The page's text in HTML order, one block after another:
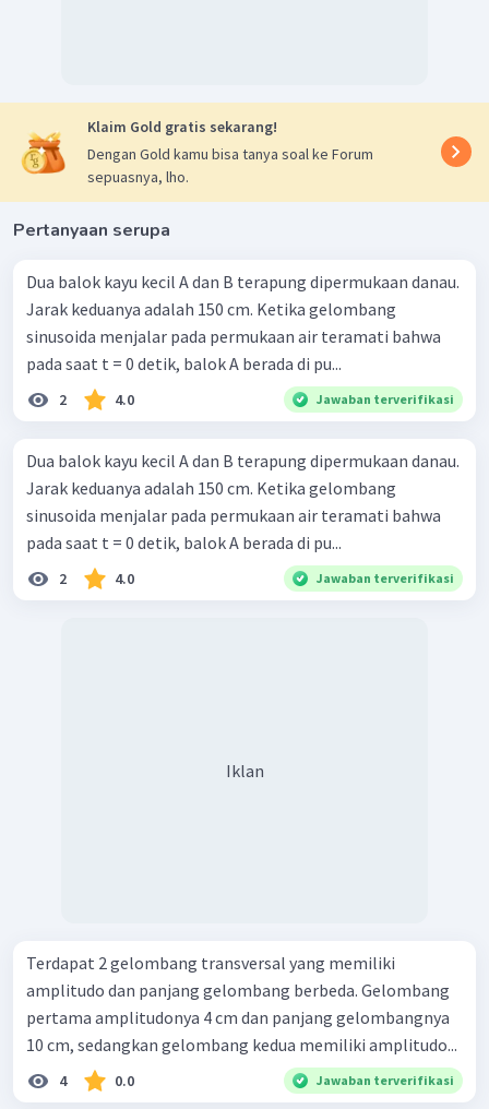
Klaim Gold gratis sekarang!
Dengan Gold kamu bisa tanya soal ke Forum
sepuasnya, lho.
Pertanyaan serupa
Dua balok kayu kecil A dan B terapung dipermukaan danau.
Jarak keduanya adalah 150 cm. Ketika gelombang
sinusoida menjalar pada permukaan air teramati bahwa
pada saat t = 0 detik, balok A berada di pu...
2 4.0 Jawaban terverifikasi
Dua balok kayu kecil A dan B terapung dipermukaan danau.
Jarak keduanya adalah 150 cm. Ketika gelombang
sinusoida menjalar pada permukaan air teramati bahwa
pada saat t = 0 detik, balok A berada di pu...
2 4.0 Jawaban terverifikasi
Iklan
Terdapat 2 gelombang transversal yang memiliki
amplitudo dan panjang gelombang berbeda. Gelombang
pertama amplitudonya 4 cm dan panjang gelombangnya
10 cm, sedangkan gelombang kedua memiliki amplitudo...
4 0.0 Jawaban terverifikasi